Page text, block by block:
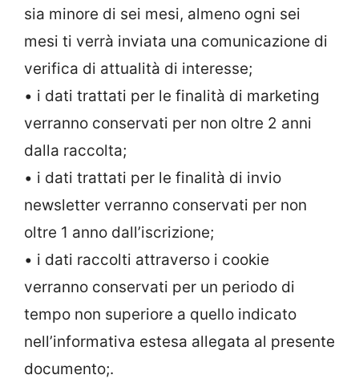
sia minore di sei mesi, almeno ogni sei
mesi ti verrà inviata una comunicazione di
verifica di attualità di interesse;
• i dati trattati per le finalità di marketing
verranno conservati per non oltre 2 anni
dalla raccolta;
• i dati trattati per le finalità di invio
newsletter verranno conservati per non
oltre 1 anno dall’iscrizione;
• i dati raccolti attraverso i cookie
verranno conservati per un periodo di
tempo non superiore a quello indicato
nell’informativa estesa allegata al presente
documento;.